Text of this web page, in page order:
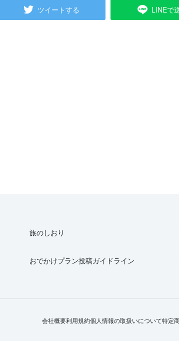
ツイートする LINEで
旅のしおり
おでかけプラン投稿ガイドライン
会社概要利用規約個人情報の取扱いについて特定